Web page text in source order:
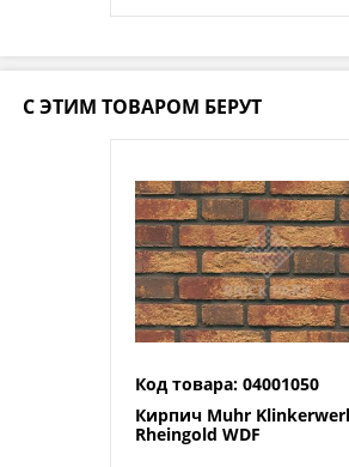
С ЭТИМ ТОВАРОМ БЕРУТ
Код товара: 04001050
Кирпич Muhr
Rheingold WDF